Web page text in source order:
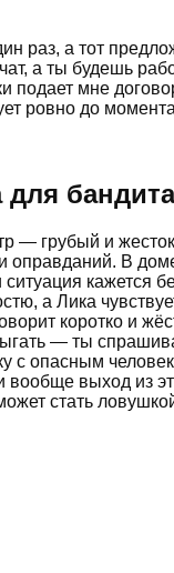
раз, а тот
а ты будешь
подает мне
ровно до
для бандита
— грубый и
оправданий. В
кажется
а Лика
коротко и
— ты
с опасным
выход из
стать